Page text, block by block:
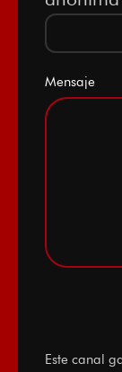
Mensaje
Este canal